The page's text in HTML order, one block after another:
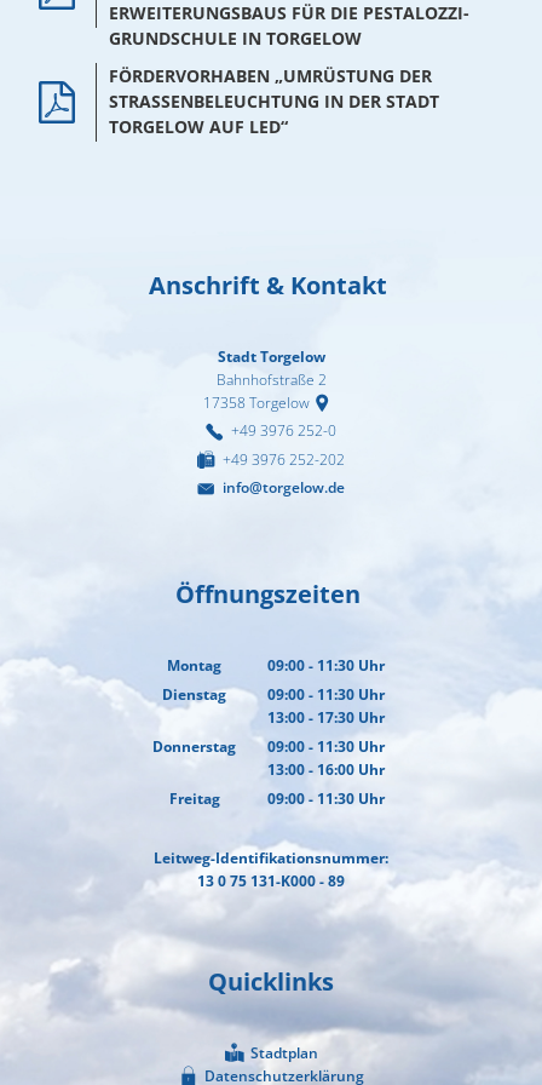
Wohnen
Torgelower Stadtfilm
Europäischer Fonds für regionale
09.12.2026 Weihnachtskonzert
ERWEITERUNGSBAUS FÜR DIE PESTALOZZI-
GRUNDSCHULE IN TORGELOW
FÖRDERVORHABEN „UMRÜSTUNG DER
STRASSENBELEUCHTUNG IN DER STADT T
ORGELOW AUF LED“
Anschrift & Kontakt
Stadt Torgelow
Bahnhofstraße 2
17358 Torgelow
+49 3976 252-0
+49 3976 252-202
info@torgelow.de
Öffnungszeiten
Montag 09:00- 11:30Uhr
Von 09:00 bis 11:30 Uhr
Dienstag 09:00- 11:30Uhr
Von 09:00 bis 11:30 Uhr
13:00- 17:30Uhr
Von 13:00 bis 17:30 Uhr
Donnerstag 09:00- 11:30Uhr
Von 09:00 bis 11:30 Uhr
13:00- 16:00Uhr
Von 13:00 bis 16:00 Uhr
Freitag 09:00- 11:30Uhr
Leitweg-Identifikationsnummer:
13 0 75 131-K000 - 89
Quicklinks
Stadtplan
Datenschutzerklärung